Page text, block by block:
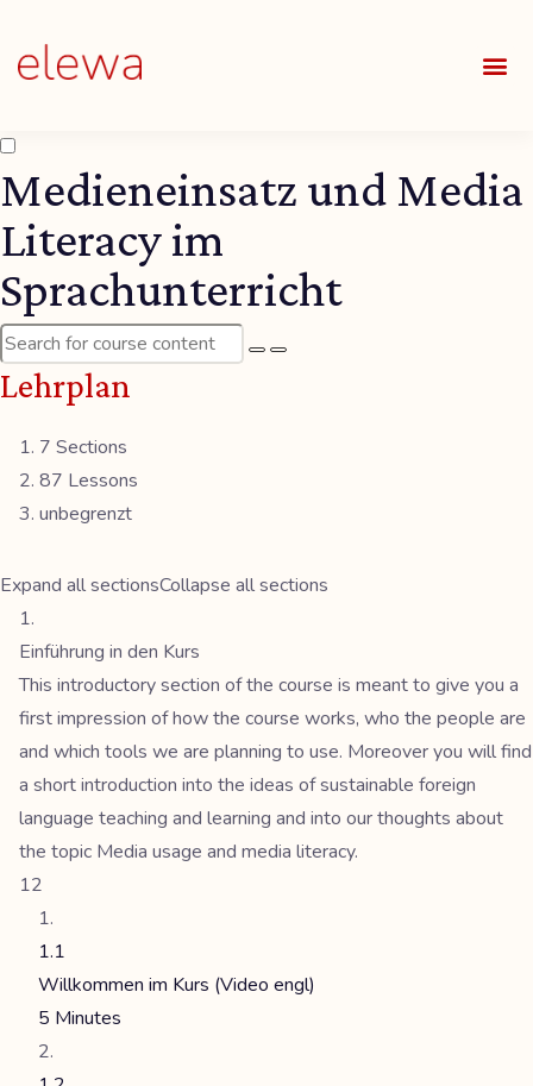
Medieneinsatz und Media
Literacy im
Sprachunterricht
Lehrplan
7 Sections
87 Lessons
unbegrenzt
Expand all sectionsCollapse all sections
Einführung in den Kurs
This introductory section of the course is meant to give you a
first impression of how the course works, who the people are
and which tools we are planning to use. Moreover you will find
a short introduction into the ideas of sustainable foreign
language teaching and learning and into our thoughts about
the topic Media usage and media literacy.
12
1.1
Willkommen im Kurs (Video engl)
5 Minutes